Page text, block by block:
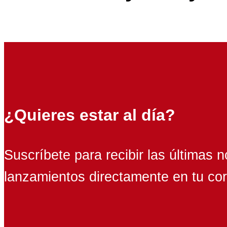
¿Quieres estar al día?
Suscríbete para recibir las últimas
lanzamientos directamente en tu